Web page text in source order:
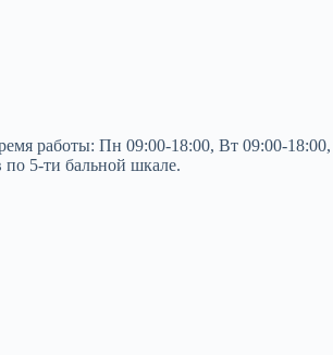
работы: Пн 09:00-18:00, Вт 09:00-
по 5-ти бальной шкале.